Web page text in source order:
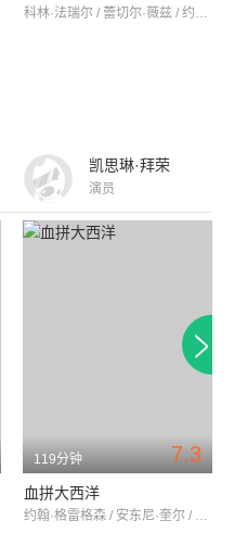
科林·法瑞尔 / 蕾切尔·薇兹 / 约翰·C·赖利
凯思琳·拜荣
演员
7.3
119分钟
血拼大西洋
约翰·格雷格森 / 安东尼·奎尔 / 彼得·芬奇